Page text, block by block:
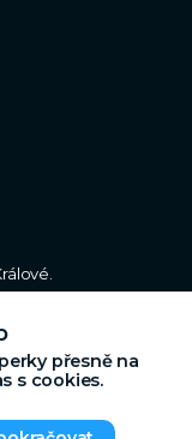
přesně na
s cookies.